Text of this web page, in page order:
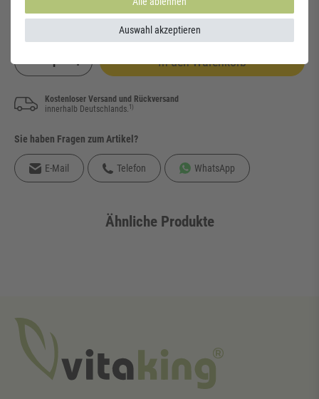
Versandkosten
Inhalt:200ml| Grundpreis:68,75 € / l
In den Warenkorb
Kostenloser Versand und Rückversand
innerhalb Deutschlands. 1)
Sie haben Fragen zum Artikel?
E-Mail Telefon WhatsApp
Ähnliche Produkte
Auswahl akzeptieren